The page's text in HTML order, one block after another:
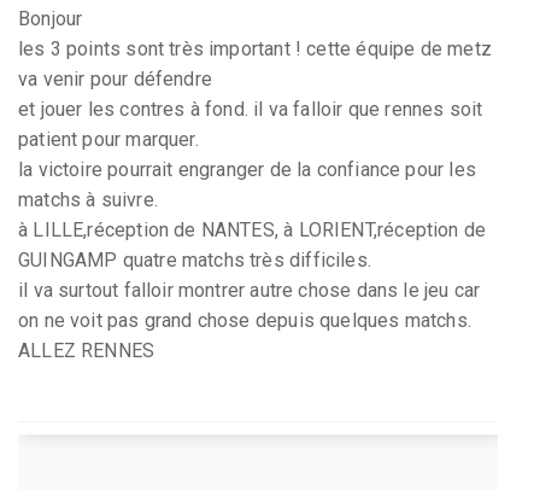
Bonjour
les 3 points sont très important ! cette équipe de metz
va venir pour défendre
et jouer les contres à fond. il va falloir que rennes soit
patient pour marquer.
la victoire pourrait engranger de la confiance pour les
matchs à suivre.
à LILLE,réception de NANTES, à LORIENT,réception de
GUINGAMP quatre matchs très difficiles.
il va surtout falloir montrer autre chose dans le jeu car
on ne voit pas grand chose depuis quelques matchs.
ALLEZ RENNES